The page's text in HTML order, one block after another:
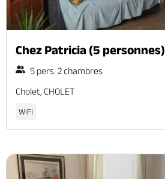
Chez Patricia (5 personnes)
5 pers. 2 chambres
Cholet, CHOLET
WiFi